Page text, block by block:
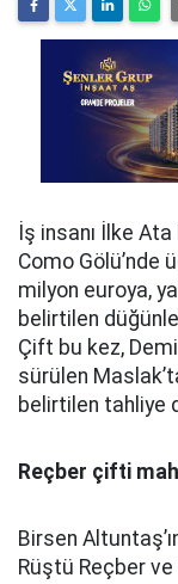
İş insanı İlke Ata
Como Gölü’nde
milyon euroya,
belirtilen
Çift bu kez,
sürülen
belirtilen tahliye
Reçber çifti
Birsen
Rüştü Reçber ve